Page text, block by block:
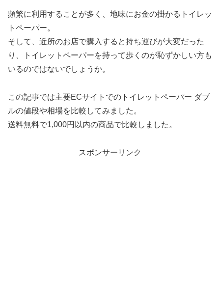
頻繁に利用することが多く、地味にお金の掛かるトイレッ
トペーパー。
そして、近所のお店で購入すると持ち運びが大変だった
り、トイレットペーパーを持って歩くのが恥ずかしい方も
いるのではないでしょうか。
この記事では主要ECサイトでのトイレットペーパー ダブ
ルの値段や相場を比較してみました。
送料無料で1,000円以内の商品で比較しました。
スポンサーリンク